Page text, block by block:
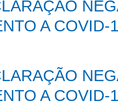
A COVID-
A COVID-